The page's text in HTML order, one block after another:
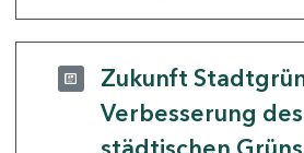
Zukunft
Verbesserung des